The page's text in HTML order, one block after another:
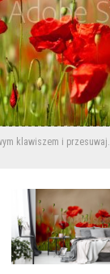
klawiszem i przesuwaj.